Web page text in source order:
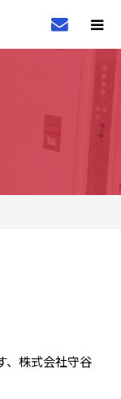
、株式会社守谷